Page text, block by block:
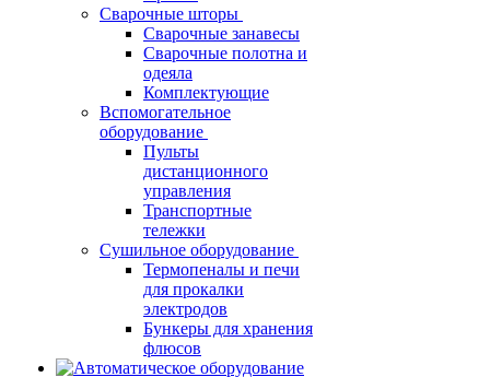
Сварочные шторы
Сварочные занавесы
Сварочные полотна и
одеяла
Комплектующие
Вспомогательное
оборудование
Пульты
дистанционного
управления
Транспортные
тележки
Сушильное оборудование
Термопеналы и печи
для прокалки
электродов
Бункеры для хранения
флюсов